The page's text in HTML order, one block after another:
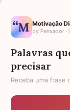
LUTO PARA
AGRADECIMENTO
Motivação
by Pensador ·
Palavras
precisar
Receba uma frase